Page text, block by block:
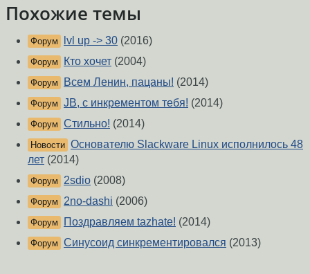
Похожие темы
Форум lvl up -> 30 (2016)
Форум Кто хочет (2004)
Форум Всем Ленин, пацаны! (2014)
Форум JB, с инкрементом тебя! (2014)
Форум Стильно! (2014)
Новости Основателю Slackware Linux исполнилось 48
лет (2014)
Форум 2sdio (2008)
Форум 2no-dashi (2006)
Форум Поздравляем tazhate! (2014)
Форум Синусоид синкрементировался (2013)